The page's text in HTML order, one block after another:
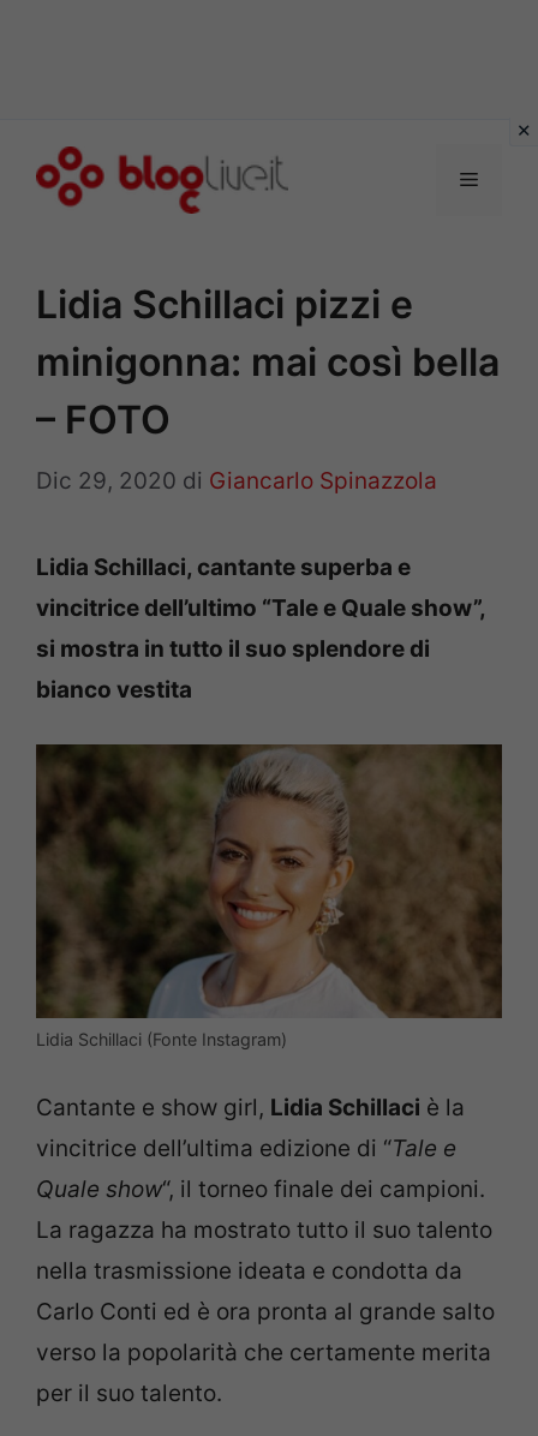
Menu
Lidia Schillaci pizzi e
minigonna: mai così bella
– FOTO
Dic 29, 2020 di Giancarlo Spinazzola
Lidia Schillaci, cantante superba e
vincitrice dell’ultimo “Tale e Quale show”,
si mostra in tutto il suo splendore di
bianco vestita
Lidia Schillaci (Fonte Instagram)
Cantante e show girl, Lidia Schillaci è la
vincitrice dell’ultima edizione di “Tale e
Quale show“, il torneo finale dei campioni.
La ragazza ha mostrato tutto il suo talento
nella trasmissione ideata e condotta da
Carlo Conti ed è ora pronta al grande salto
verso la popolarità che certamente merita
per il suo talento.